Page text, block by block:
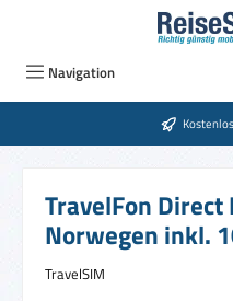
Zum Hauptinhalt springen
Navigation
TravelFon
Norwegen inkl.
TravelSIM